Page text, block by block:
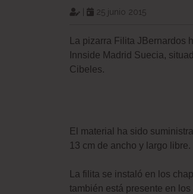
25 junio 2015
La pizarra Filita JBernardos
Innside Madrid Suecia,
Cibeles.
El material ha sido
13 cm de ancho y largo libre.
La filita se instaló en los
también está presente en